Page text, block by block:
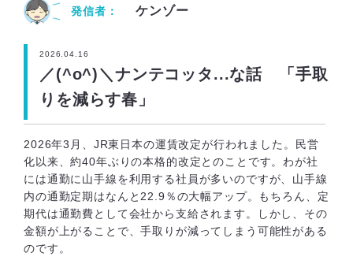
発信者： ケンゾー
2026.04.16
／(^o^)＼ナンテコッタ...な話 「手取
りを減らす春」
2026年3月、JR東日本の運賃改定が行われました。民営
化以来、約40年ぶりの本格的改定とのことです。わが社
には通勤に山手線を利用する社員が多いのですが、山手線
内の通勤定期はなんと22.9％の大幅アップ。もちろん、定
期代は通勤費として会社から支給されます。しかし、その
金額が上がることで、手取りが減ってしまう可能性がある
のです。